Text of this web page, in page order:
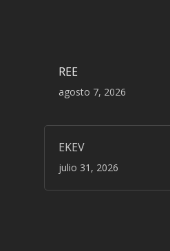
REE
agosto 7, 2026
EKEV
julio 31, 2026